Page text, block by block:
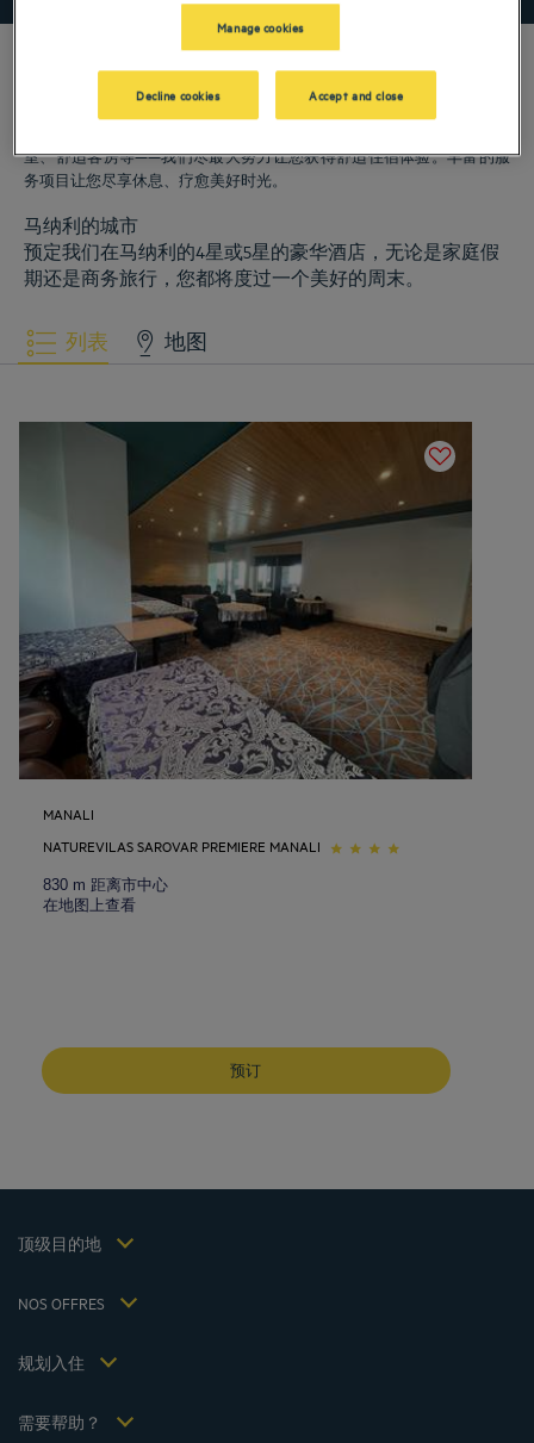
室、舒适客房等——我们尽最大努力让您获得舒适住宿体验。丰富的服
务项目让您尽享休息、疗愈美好时光。
马纳利的城市
预定我们在马纳利的4星或5星的豪华酒店，无论是家庭假
期还是商务旅行，您都将度过一个美好的周末。
列表 地图
MANALI
NATUREVILAS SAROVAR PREMIERE MANALI
830 m 距离市中心
在地图上查看
预订
顶级目的地
峨嵋山酒店
昆明酒店
上海酒店
Hôtels Saint-Malo
NOS OFFRES
逍遥游优惠（含早餐）
规划入住
会议和活动
需要帮助？
常见问答
个人数据政策
Flavours Instant Benefit 通用使用条款和条件
Politiques de taxes 2023
税收政策 2021
Manage cookies
Decline cookies Accept and close